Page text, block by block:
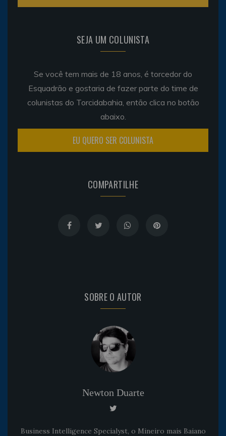
SEJA UM COLUNISTA
Se você tem mais de 18 anos, é torcedor do
Esquadrão e gostaria de fazer parte do time de
colunistas do Torcidabahia, então clica no botão
abaixo.
EU QUERO SER COLUNISTA
COMPARTILHE
SOBRE O AUTOR
Newton Duarte
Business Intelligence Specialyst, o Mineiro mais Baiano